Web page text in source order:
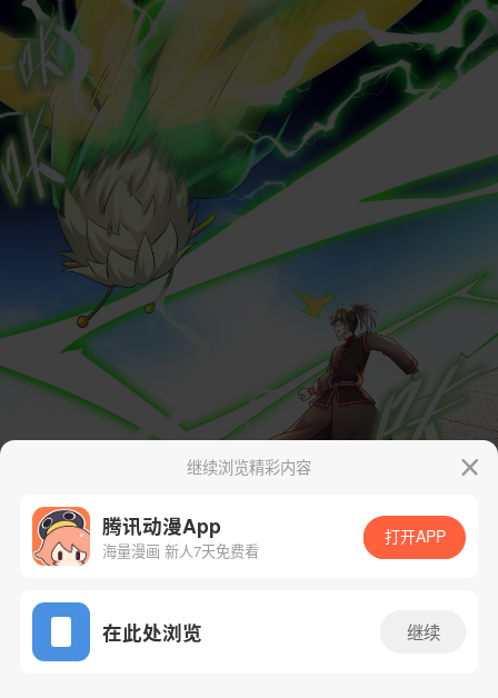
App免费看
继续浏览精彩内容
腾讯动漫App
海量漫画 新人7天免费看
打开APP
在此处浏览 继续